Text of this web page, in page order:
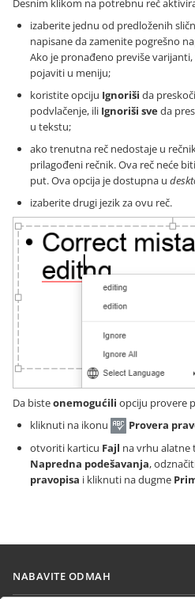
Desnim klikom na potrebnu reč
izaberite jednu od predloženih
napisane da zamenite pogrešno
Ako je pronađeno previše varijanti,
pojaviti u meniju;
koristite opciju Ignoriši da
podvlačenje, ili Ignoriši sveda
u tekstu;
ako trenutna reč nedostaje u
prilagođeni rečnik. Ova reč neće
put. Ova opcija je dostupna u
izaberite drugi jezik za ovu reč.
Da bisteonemogućili opciju provere
kliknuti na ikonu
Provera
otvoriti karticu Fajl na vrhu alatne
Napredna podešavanja,
pravopisa i kliknuti na dugme
NABAVITE ODMAH